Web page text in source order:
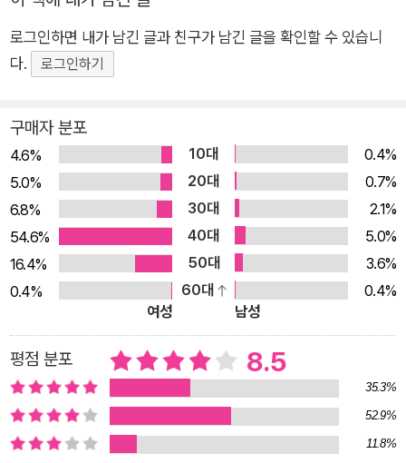
수 없다. 달에 소원을 빌기도 하고, 우주로 향하는 로켓에 소원(?)
을 빌기도 하는 등 쉬이 가지 못하는 미지의 세계에 대한 동경은
아주 오래전부터 이어져 왔다. 이번 작품집에서도 ‘달’을 소재로
한 다양한 시도를 한 작품들이 있다. 신윤복 화백의 「월하정인」과
아래 세 사람」, 달의 뒷면을 보게 된 날, 2055년에서 온 아들을
만난 이야기인 「달의 뒷면에서」가 그에 해당한다. 이 작품들은 공
통적으로 사람에 대한 ‘그리움’과 ‘미안함’을 담았다는 점에서도
의미가 깊다. 또한 전 세계가 주목하는 화두인 환경에 대한 문제
를 다룬 작품들도 있다. 우리 고전 「흥부놀부전」의 스핀오프로,
흥부에게 은혜를 갚던 제비가 사실은 지구로 특파된 은하 영웅이
라는 기발한 설정인 「외계에서 온 박씨」와 마스크와 고글 없이는
숨을 쉴 수 없는 시대, 마스크를 벗어던진 ‘여름’이 그날부터 모든
생물의 말을 보기 시작한다는 독특한 서사의 「여름이, 옵니까?」
이다. 두 작품 모두 환경오염에서 출발했지만, 작가들만의 상상력
으로 새롭게 풀어낸 SF소설이다. 이번 『항체의 딜레마』에 수록
된 단편들은 친근한 소재에 SF적 상상력이 더해져 스토리텔링이
풍부하고 판타지적 요소까지 가미되었다. 그래서 SF소설을 어렵
로그인하면 내가 남긴 글과 친구가 남긴 글을 확인할 수 있습니
다.
로그인하기
구매자 분포
4.6% 10대
0.4%
5.0%
20대
0.7%
6.8%
30대
2.1%
54.6%
40대
5.0%
16.4%
50대
3.6%
0.4%
60대
0.4%
여성
남성
평점 분포 8.5
35.3%
52.9%
11.8%